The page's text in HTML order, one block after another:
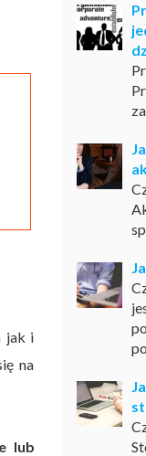
jak i
na
lub